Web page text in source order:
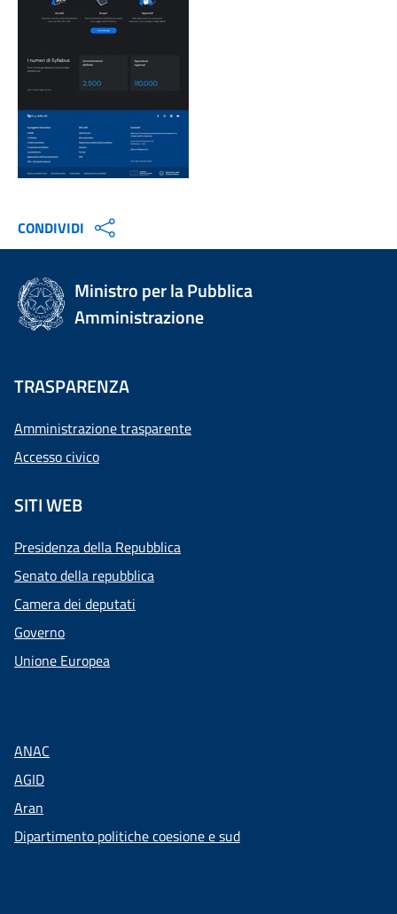
CONDIVIDI
Ministro per la Pubblica
Amministrazione
TRASPARENZA
Amministrazione trasparente
Accesso civico
SITI WEB
Presidenza della Repubblica
Senato della repubblica
Camera dei deputati
Governo
Unione Europea
ANAC
AGID
Aran
Dipartimento politiche coesione e sud